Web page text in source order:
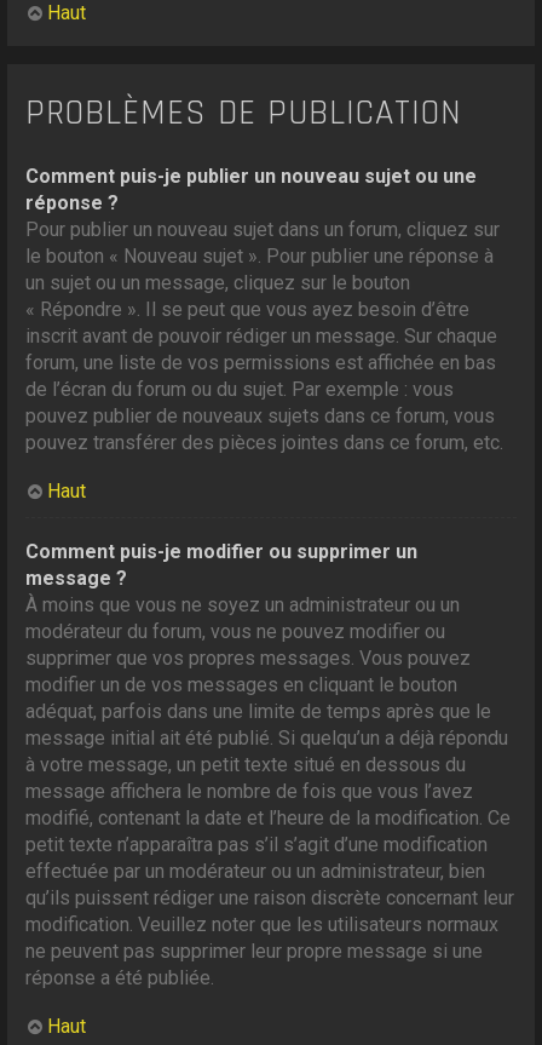
Haut
PROBLÈMES DE PUBLICATION
Comment puis-je publier un nouveau sujet ou une
réponse ?
Pour publier un nouveau sujet dans un forum, cliquez sur
le bouton « Nouveau sujet ». Pour publier une réponse à
un sujet ou un message, cliquez sur le bouton
« Répondre ». Il se peut que vous ayez besoin d’être
inscrit avant de pouvoir rédiger un message. Sur chaque
forum, une liste de vos permissions est affichée en bas
de l’écran du forum ou du sujet. Par exemple : vous
pouvez publier de nouveaux sujets dans ce forum, vous
pouvez transférer des pièces jointes dans ce forum, etc.
Haut
Comment puis-je modifier ou supprimer un
message ?
À moins que vous ne soyez un administrateur ou un
modérateur du forum, vous ne pouvez modifier ou
supprimer que vos propres messages. Vous pouvez
modifier un de vos messages en cliquant le bouton
adéquat, parfois dans une limite de temps après que le
message initial ait été publié. Si quelqu’un a déjà répondu
à votre message, un petit texte situé en dessous du
message affichera le nombre de fois que vous l’avez
modifié, contenant la date et l’heure de la modification. Ce
petit texte n’apparaîtra pas s’il s’agit d’une modification
effectuée par un modérateur ou un administrateur, bien
qu’ils puissent rédiger une raison discrète concernant leur
modification. Veuillez noter que les utilisateurs normaux
ne peuvent pas supprimer leur propre message si une
réponse a été publiée.
Haut